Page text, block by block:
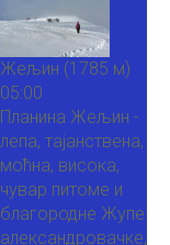
Жељин (1785 м)
05:00
Планина Жељин -
лепа, тајанствена,
моћна, висока,
чувар питоме и
благородне Жупе
александровачке,